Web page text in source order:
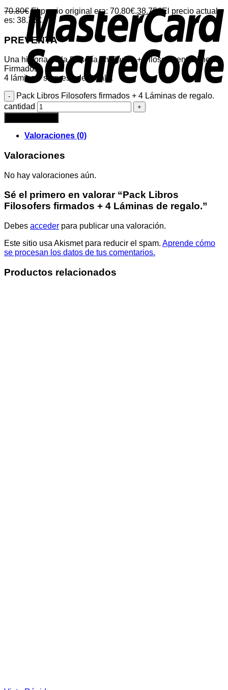
70.80€ El precio original era: 70.80€.38.75€El precio actual
es: 38.75€.
PREVENTA
Una historia de la filosofía en Harley + Filosofía entre líneas.
Firmados.
4 láminas sorpresa de regalo.
Pack Libros Filosofers firmados + 4 Láminas de regalo.
cantidad
Valoraciones (0)
Valoraciones
No hay valoraciones aún.
Sé el primero en valorar “Pack Libros
Filosofers firmados + 4 Láminas de regalo.”
Debes acceder para publicar una valoración.
Este sitio usa Akismet para reducir el spam. Aprende cómo
se procesan los datos de tus comentarios.
Productos relacionados